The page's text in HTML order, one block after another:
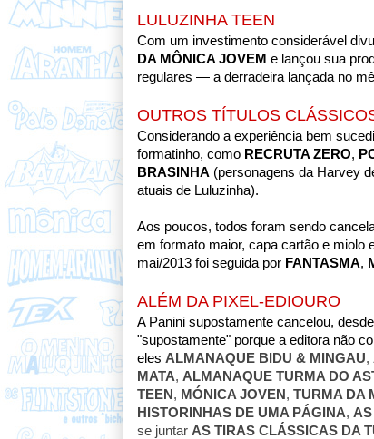
LULUZINHA TEEN
Com um investimento considerável
DA MÔNICA JOVEM e lançou sua
regulares — a derradeira lançada no
OUTROS TÍTULOS
Considerando a experiência bem
formatinho, como RECRUTA ZERO,
BRASINHA (personagens da Harvey
atuais de Luluzinha).
Aos poucos, todos foram sendo
em formato maior, capa cartão e miolo
mai/2013 foi seguida por FANTASMA,
ALÉM DA PIXEL-EDIOURO
A Panini supostamente cancelou,
"supostamente" porque a editora não
eles ALMANAQUE BIDU & MINGAU,
MATA, ALMANAQUE TURMA DO
TEEN , MÓNICA JOVEN , TURMA DA
HISTORINHAS DE UMA PÁGINA,
se juntar AS TIRAS CLÁSSICAS DA